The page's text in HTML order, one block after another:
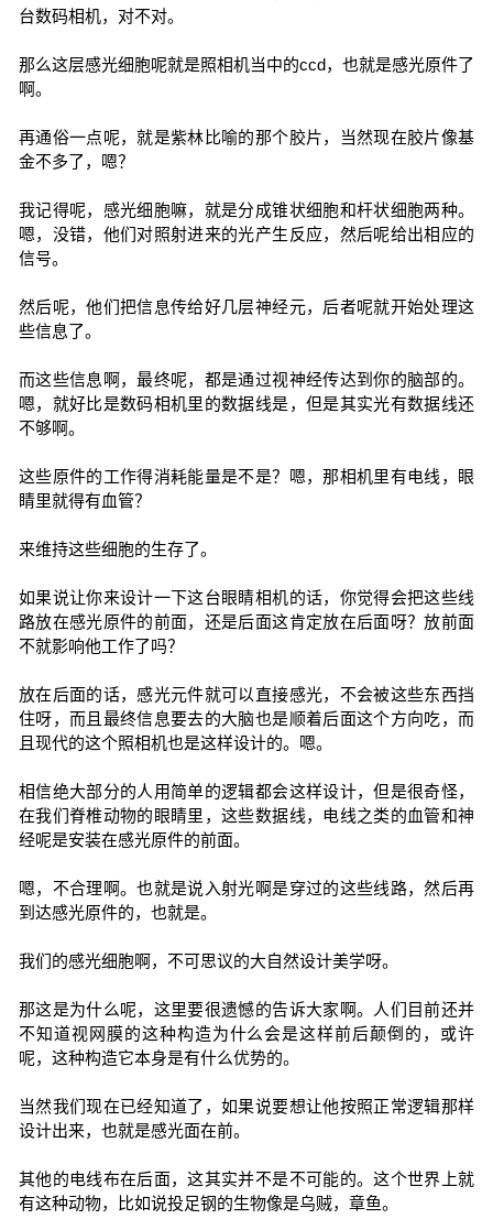
台数码相机，对不对。
那么这层感光细胞呢就是照相机当中的ccd，也就是感光原件了
啊。
再通俗一点呢，就是紫林比喻的那个胶片，当然现在胶片像基
金不多了，嗯？
我记得呢，感光细胞嘛，就是分成锥状细胞和杆状细胞两种。
嗯，没错，他们对照射进来的光产生反应，然后呢给出相应的
信号。
然后呢，他们把信息传给好几层神经元，后者呢就开始处理这
些信息了。
而这些信息啊，最终呢，都是通过视神经传达到你的脑部的。
嗯，就好比是数码相机里的数据线是，但是其实光有数据线还
不够啊。
这些原件的工作得消耗能量是不是？嗯，那相机里有电线，眼
睛里就得有血管？
来维持这些细胞的生存了。
如果说让你来设计一下这台眼睛相机的话，你觉得会把这些线
路放在感光原件的前面，还是后面这肯定放在后面呀？放前面
不就影响他工作了吗？
放在后面的话，感光元件就可以直接感光，不会被这些东西挡
住呀，而且最终信息要去的大脑也是顺着后面这个方向吃，而
且现代的这个照相机也是这样设计的。嗯。
相信绝大部分的人用简单的逻辑都会这样设计，但是很奇怪，
在我们脊椎动物的眼睛里，这些数据线，电线之类的血管和神
经呢是安装在感光原件的前面。
嗯，不合理啊。也就是说入射光啊是穿过的这些线路，然后再
到达感光原件的，也就是。
我们的感光细胞啊，不可思议的大自然设计美学呀。
那这是为什么呢，这里要很遗憾的告诉大家啊。人们目前还并
不知道视网膜的这种构造为什么会是这样前后颠倒的，或许
呢，这种构造它本身是有什么优势的。
当然我们现在已经知道了，如果说要想让他按照正常逻辑那样
设计出来，也就是感光面在前。
其他的电线布在后面，这其实并不是不可能的。这个世界上就
有这种动物，比如说投足钢的生物像是乌贼，章鱼。